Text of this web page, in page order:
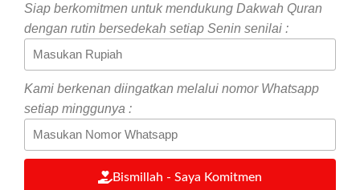
Siap berkomitmen untuk mendukung Dakwah Quran
dengan rutin bersedekah setiap Senin senilai :
Kami berkenan diingatkan melalui nomor Whatsapp
setiap minggunya :
Bismillah - Saya Komitmen